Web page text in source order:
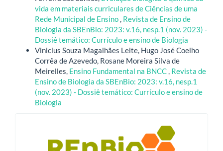
vida em materiais curriculares de Ciências de uma
Rede Municipal de Ensino, Revista de Ensino de
Biologia da SBEnBio: 2023: v.16, nesp.1 (nov. 2023) -
Dossiê temático: Currículo e ensino de Biologia
Vinicius Souza Magalhães Leite, Hugo José Coelho
Corrêa de Azevedo, Rosane Moreira Silva de
Meirelles, Ensino Fundamental na BNCC, Revista de
Ensino de Biologia da SBEnBio: 2023: v.16, nesp.1
(nov. 2023) - Dossiê temático: Currículo e ensino de
Biologia